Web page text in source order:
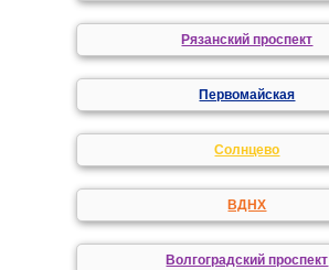
Рязанский проспект
Первомайская
Солнцево
ВДНХ
Волгоградский проспект